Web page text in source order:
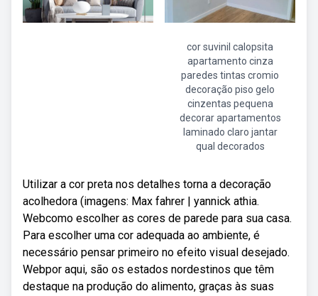
cor suvinil calopsita
apartamento cinza
paredes tintas cromio
decoração piso gelo
cinzentas pequena
decorar apartamentos
laminado claro jantar
qual decorados
Utilizar a cor preta nos detalhes torna a decoração
acolhedora (imagens: Max fahrer | yannick athia.
Webcomo escolher as cores de parede para sua casa.
Para escolher uma cor adequada ao ambiente, é
necessário pensar primeiro no efeito visual desejado.
Webpor aqui, são os estados nordestinos que têm
destaque na produção do alimento, graças às suas